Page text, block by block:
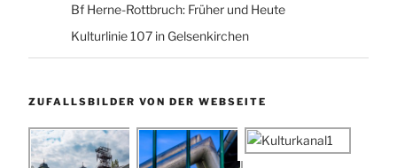
Bf Herne-Rottbruch: Früher und Heute
Kulturlinie 107 in Gelsenkirchen
ZUFALLSBILDER VON DER WEBSEITE